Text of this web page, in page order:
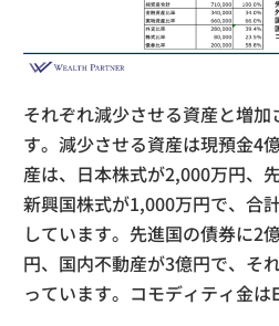
それぞれ減少させる資産と増
す。減少させる資産は現預金4
産は、日本株式が2,000万円、
新興国株式が1,000万円で、合
しています。先進国の債券に2
円、国内不動産が3億円で、そ
っています。コモディティ金は